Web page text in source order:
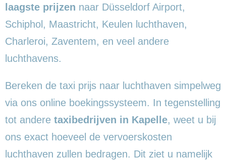
laagste prijzen naar Düsseldorf Airport,
Schiphol, Maastricht, Keulen luchthaven,
Charleroi, Zaventem, en veel andere
luchthavens.
Bereken de taxi prijs naar luchthaven simpelweg
via ons online boekingssysteem. In tegenstelling
tot andere taxibedrijven in Kapelle, weet u bij
ons exact hoeveel de vervoerskosten
luchthaven zullen bedragen. Dit ziet u namelijk